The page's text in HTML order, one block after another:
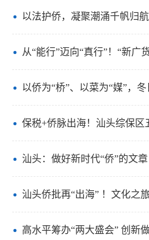
以法护侨，凝聚潮涌千帆归
从“能行”迈向“真行”！“新广
以侨为“桥”、以菜为“媒”，
保税+侨脉出海！汕头综保区
汕头：做好新时代“侨”的文
汕头侨批再“出海” ！文化之
高水平筹办“两大盛会” 创新